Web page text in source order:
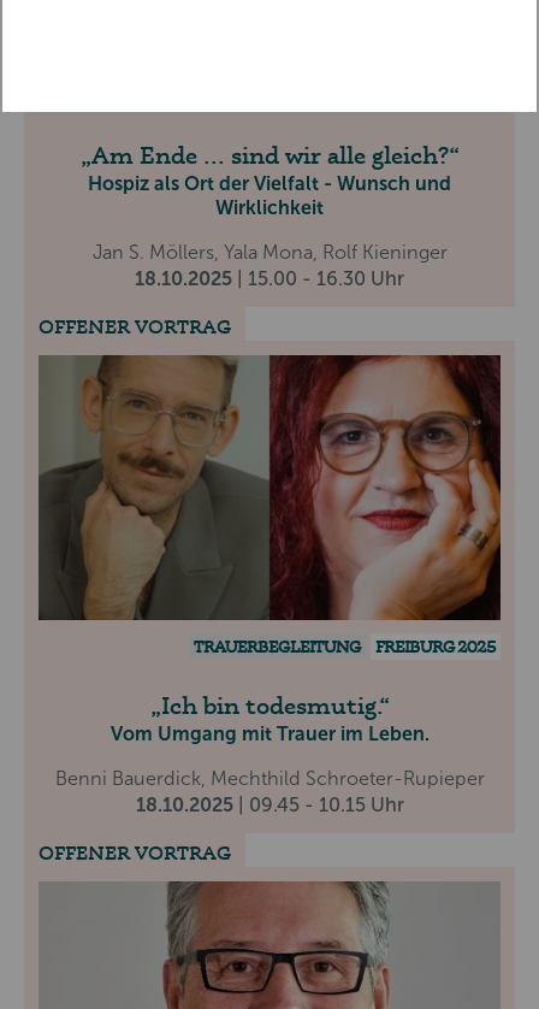
Am Ende ... sind wir alle gleich?
Hospiz als Ort der Vielfalt - Wunsch und
Wirklichkeit
Jan S. Möllers, Yala Mona, Rolf Kieninger
18.10.2025
| 15.00 - 16.30 Uhr
OFFENER VORTRAG
TRAUERBEGLEITUNG FREIBURG 2025
Ich bin todesmutig.
Vom Umgang mit Trauer im Leben.
Benni Bauerdick, Mechthild Schroeter-Rupieper
18.10.2025
| 09.45 - 10.15 Uhr
OFFENER VORTRAG